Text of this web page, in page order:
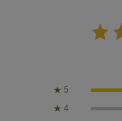
★ 5
★ 4